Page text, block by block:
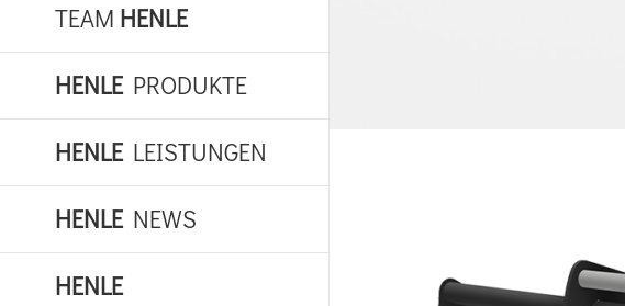
TEAM HENLE
HENLE PRODUKTE
HENLE LEISTUNGEN
HENLE NEWS
HENLE